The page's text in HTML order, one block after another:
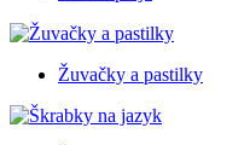
Žuvačky a pastilky